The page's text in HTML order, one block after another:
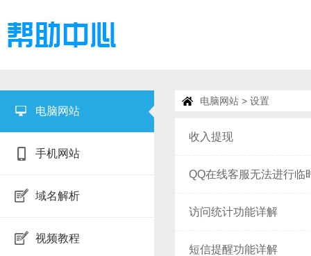
电脑网站
手机网站
域名解析
视频教程
电脑网站 > 设置
收入提现
QQ在线客服无法进行临
访问统计功能详解
短信提醒功能详解